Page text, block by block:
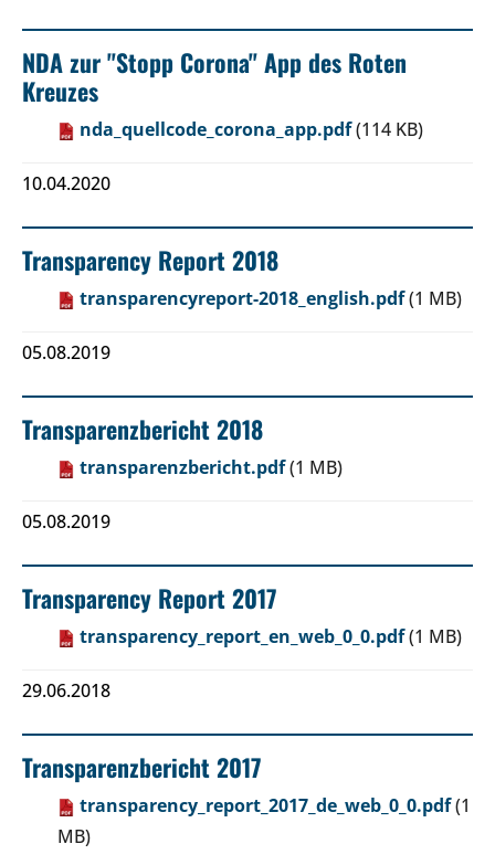
NDA zur "Stopp Corona" App des Roten
Kreuzes
nda_quellcode_corona_app.pdf(114 KB)
10.04.2020
Transparency Report 2018
transparencyreport-2018_english.pdf(1 MB)
05.08.2019
Transparenzbericht 2018
transparenzbericht.pdf(1 MB)
05.08.2019
Transparency Report 2017
transparency_report_en_web_0_0.pdf(1 MB)
29.06.2018
Transparenzbericht 2017
transparency_report_2017_de_web_0_0.pdf(1
MB)